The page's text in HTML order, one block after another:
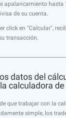
apalancamiento hasta
de su cuenta.
click en "Calcular",
transacción.
datos del
calculadora
que trabajar con la
simple, los